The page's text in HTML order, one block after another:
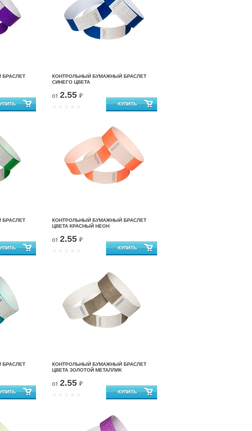
КОНТРОЛЬНЫЙ БУМАЖНЫЙ БРАСЛЕТ
СИНЕГО ЦВЕТА
от 2.55 ₽
КОНТРОЛЬНЫЙ БУМАЖНЫЙ БРАСЛЕТ
ЦВЕТА КРАСНЫЙ НЕОН
от 2.55 ₽
КОНТРОЛЬНЫЙ БУМАЖНЫЙ БРАСЛЕТ
ЦВЕТА ЗОЛОТОЙ МЕТАЛЛИК
от 2.55 ₽